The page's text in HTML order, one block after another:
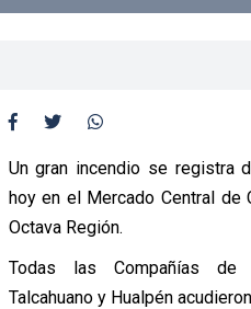
Un gran incendio se registra
hoy en el Mercado Central de
Octava Región.
Todas las Compañías de
Talcahuano y Hualpén